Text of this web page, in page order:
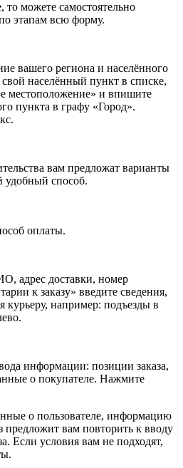
можете самостоятельно
этапам всю форму.
вашего региона и населённого
населённый пункт в списке,
местоположение» и впишите
пункта в графу «Город».
вам предложат варианты
удобный способ.
оплаты.
адрес доставки, номер
к заказу» введите сведения,
курьеру, например: подъезды в
информации: позиции заказа,
о покупателе. Нажмите
о пользователе, информацию
предложит вам повторить к вводу
Если условия вам не подходят,